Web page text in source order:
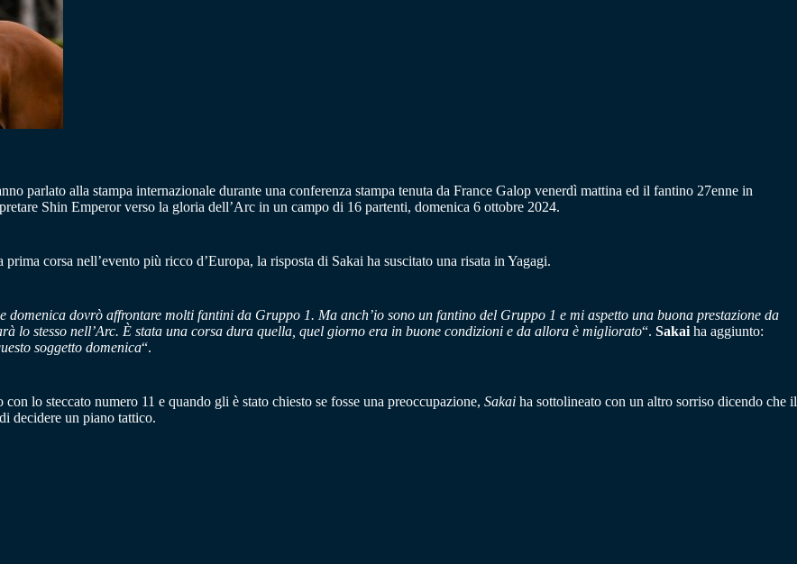
parlato alla stampa internazionale durante una conferenza stampa tenuta da France Galop venerdì mattina ed il fantino 27enne in
Shin Emperor verso la gloria dell’Arc in un campo di 16 partenti, domenica 6 ottobre 2024.
corsa nell’evento più ricco d’Europa, la risposta di Sakai ha suscitato una risata in Yagagi.
domenica dovrò affrontare molti fantini da Gruppo 1. Ma anch’io sono un fantino del Gruppo 1 e mi aspetto una buona prestazione da
lo stesso nell’Arc. È stata una corsa dura quella, quel giorno era in buone condizioni e da allora è migliorato“. Sakai ha aggiunto:
soggetto domenica“.
con lo steccato numero 11 e quando gli è stato chiesto se fosse una preoccupazione, Sakai ha sottolineato con un altro sorriso dicendo che il
decidere un piano tattico.